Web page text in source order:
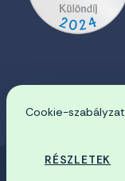
EN
Cookie-szabályzat
RÉSZLETEK